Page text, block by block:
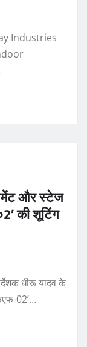
Industries
और स्टेज
की शूटिंग
धीरू यादव के
02’…